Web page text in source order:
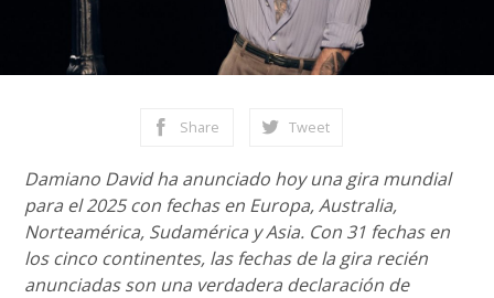
Share Tweet
Damiano David ha anunciado hoy una gira mundial
para el 2025 con fechas en Europa, Australia,
Norteamérica, Sudamérica y Asia. Con 31 fechas en
los cinco continentes, las fechas de la gira recién
anunciadas son una verdadera declaración de